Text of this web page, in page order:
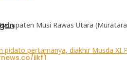
Musi Rawas Utara